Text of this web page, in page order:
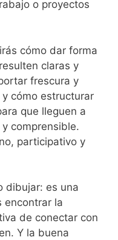
o proyectos
cómo dar forma
claras y
frescura y
cómo estructurar
que lleguen a
comprensible.
participativo y
dibujar: es una
encontrar la
de conectar con
Y la buena